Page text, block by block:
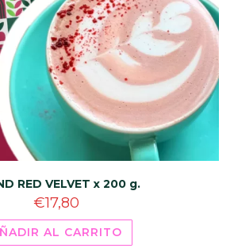
RED VELVET x 200 g.
€17,80
AL CARRITO